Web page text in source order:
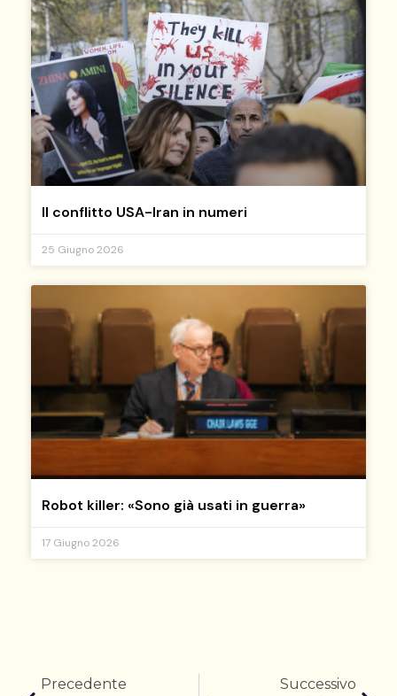
Il conflitto USA-Iran in numeri
25 Giugno 2026
Robot killer: «Sono già usati in guerra»
17 Giugno 2026
Precedente Successivo